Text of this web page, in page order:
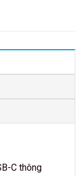
C thông